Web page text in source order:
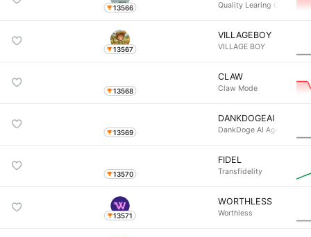
13566 Quality Learing
13567
VILLAGEBOY
VILLAGE BOY
13568
CLAW
Claw Mode
13569
DANKDOGEAI
DankDoge AI Agent
13570
FIDEL
Transfidelity
13571
WORTHLESS
Worthless